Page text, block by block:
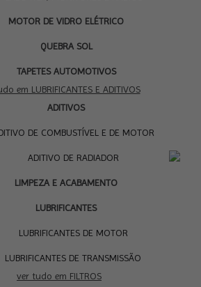
MOTOR DE VIDRO ELÉTRICO
QUEBRA SOL
TAPETES AUTOMOTIVOS
em LUBRIFICANTES E ADITIVOS
ADITIVOS
DE COMBUSTÍVEL E DE MOTOR
ADITIVO DE RADIADOR
LIMPEZA E ACABAMENTO
LUBRIFICANTES
LUBRIFICANTES DE MOTOR
LUBRIFICANTES DE TRANSMISSÃO
ver tudo em FILTROS